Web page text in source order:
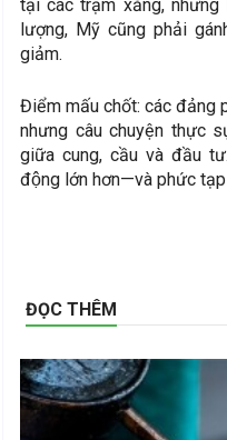
tại các trạm xăng,
lượng, Mỹ cũng phải
giảm.
Điểm mấu chốt: các đảng
nhưng câu chuyện thực
giữa cung, cầu và đầu
động lớn hơn—và phức
ĐỌC THÊM